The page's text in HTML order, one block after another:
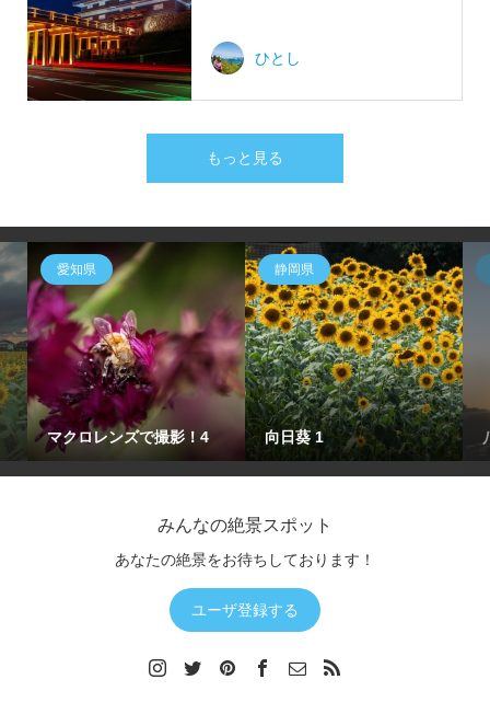
ひとし
もっと見る
愛知県
マクロレンズで撮影！4
静岡県
向日葵 1
みんなの絶景スポット
あなたの絶景をお待ちしております！
ユーザ登録する